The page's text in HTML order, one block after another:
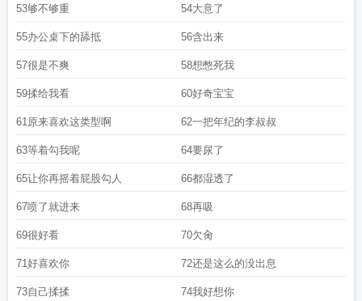
53够不够重 54大意了
55办公桌下的舔抵 56含出来
57很是不爽 58想憋死我
59揉给我看 60好奇宝宝
61原来喜欢这类型啊 62一把年纪的李叔叔
63等着勾我呢 64要尿了
65让你再摇着屁股勾人 66都湿透了
67喷了就进来 68再吸
69很好看 70欠肏
71好喜欢你 72还是这么的没出息
73自己揉揉 74我好想你